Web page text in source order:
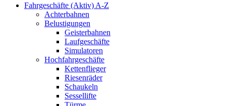
Fahrgeschäfte (Aktiv) A-Z
Achterbahnen
Belustigungen
Geisterbahnen
Laufgeschäfte
Simulatoren
Hochfahrgeschäfte
Kettenflieger
Riesenräder
Schaukeln
Sessellifte